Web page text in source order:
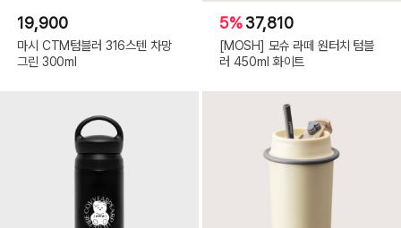
19,900
마시 CTM텀블러 316스텐 차망
그린 300ml
5%37,810
[MOSH] 모슈 라떼 원터치 텀블
러 450ml 화이트